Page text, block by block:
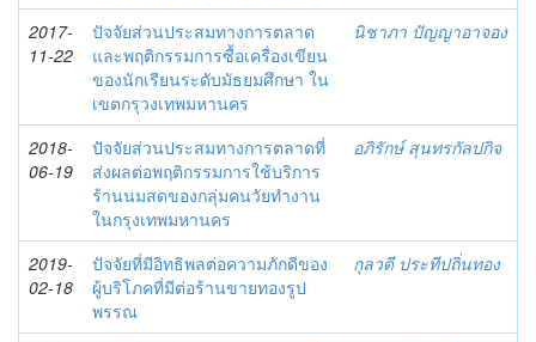
2017-
11-22
ปัจจัยส่วนประสมทางการตลาด
และพฤติกรรมการซื้อเครื่องเขียน
ของนักเรียนระดับมัธยมศึกษา ใน
เขตกรุวงเทพมหานคร
นิชาภา ปัญญาอาจอง
2018-
06-19
ปัจจัยส่วนประสมทางการตลาดที่
ส่งผลต่อพฤติกรรมการใช้บริการ
ร้านนมสดของกลุ่มคนวัยทำงาน
ในกรุงเทพมหานคร
อภิรักษ์ สุนทรกัลปกิจ
2019-
02-18
ปัจจัยที่มีอิทธิพลต่อความภักดีของ
ผู้บริโภคที่มีต่อร้านขายทองรูป
พรรณ
กุลวดี ประทีปถิ่นทอง